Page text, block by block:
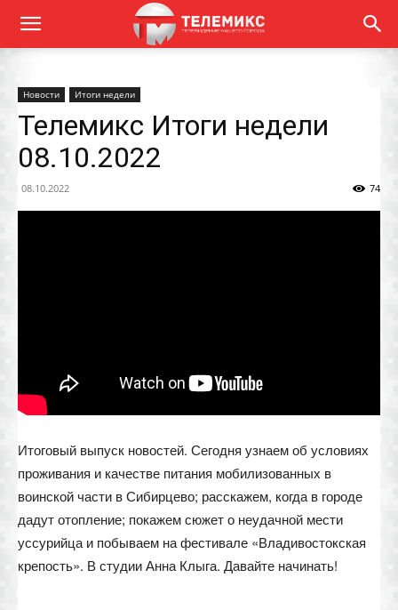
Новости Итоги недели
Телемикс Итоги недели
08.10.2022
08.10.2022 74
Итоговый выпуск новостей. Сегодня узнаем об условиях
проживания и качестве питания мобилизованных в
воинской части в Сибирцево; расскажем, когда в городе
дадут отопление; покажем сюжет о неудачной мести
уссурийца и побываем на фестивале «Владивостокская
крепость». В студии Анна Клыга. Давайте начинать!